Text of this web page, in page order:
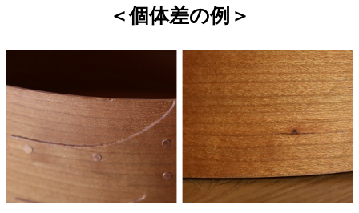
＜個体差の例＞